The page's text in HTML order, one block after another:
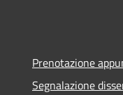
Prenotazione
Segnalazione